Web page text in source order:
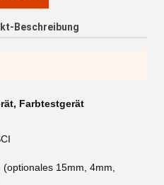
Beschreibung
, Farbtestgerät
(optionales 15mm, 4mm,